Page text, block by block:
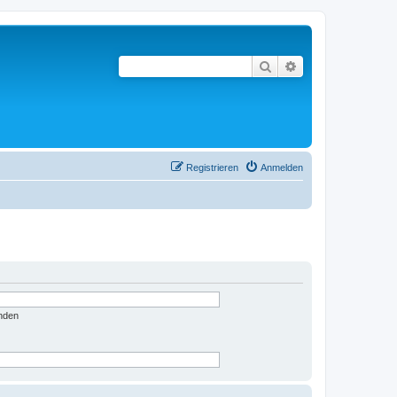
Suche
Anmelden
Registrieren